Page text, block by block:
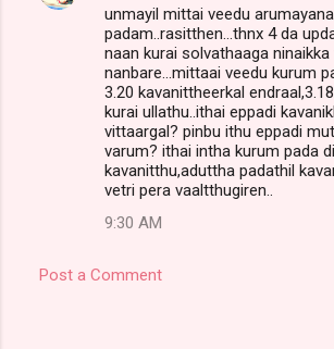
unmayil mittai veedu
padam..rasitthen...thnx 4 da
naan kurai solvathaaga ninaikka
nanbare...mittaai veedu kurum
3.20 kavanittheerkal
kurai ullathu..ithai eppadi
vittaargal? pinbu ithu eppadi
varum? ithai intha kurum pada
kavanitthu,aduttha padathil
vetri pera vaaltthugiren..
9:30 AM
Post a Comment